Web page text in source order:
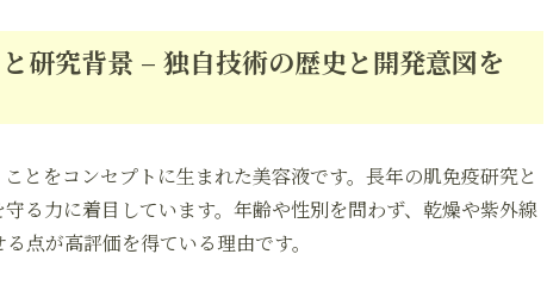
研究背景 – 独自技術の歴史と開発意図を
とをコンセプトに生まれた美容液です。長年の肌免疫研究と
る力に着目しています。年齢や性別を問わず、乾燥や紫外線
点が高評価を得ている理由です。